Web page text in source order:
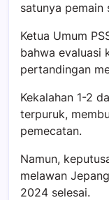
satunya pemain
Ketua Umum
bahwa evaluasi
pertandingan
Kekalahan 1-2
terpuruk,
pemecatan.
Namun,
melawan
2024 selesai.